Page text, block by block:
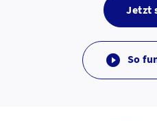
 So